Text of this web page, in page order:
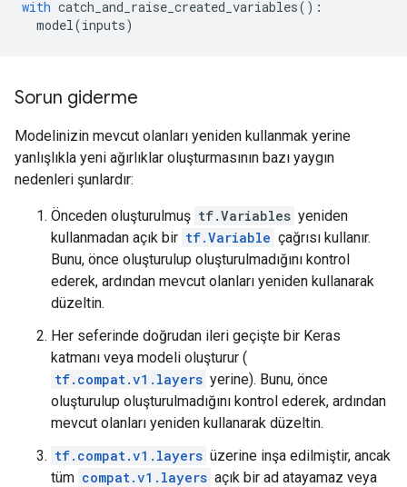
with catch_and_raise_created_variables():
model(inputs)
Sorun giderme
Modelinizin mevcut olanları yeniden kullanmak yerine
yanlışlıkla yeni ağırlıklar oluşturmasının bazı yaygın
nedenleri şunlardır:
Önceden oluşturulmuş tf.Variables yeniden
kullanmadan açık bir tf.Variable çağrısı kullanır.
Bunu, önce oluşturulup oluşturulmadığını kontrol
ederek, ardından mevcut olanları yeniden kullanarak
düzeltin.
Her seferinde doğrudan ileri geçişte bir Keras
katmanı veya modeli oluşturur (
tf.compat.v1.layers yerine). Bunu, önce
oluşturulup oluşturulmadığını kontrol ederek, ardından
mevcut olanları yeniden kullanarak düzeltin.
tf.compat.v1.layers üzerine inşa edilmiştir, ancak
tüm compat.v1.layers açık bir ad atayamaz veya